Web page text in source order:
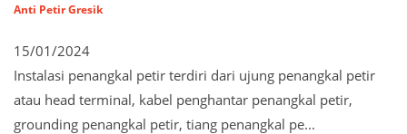
Anti Petir Gresik
15/01/2024
Instalasi penangkal petir terdiri dari ujung penangkal petir
atau head terminal, kabel penghantar penangkal petir,
grounding penangkal petir, tiang penangkal pe...